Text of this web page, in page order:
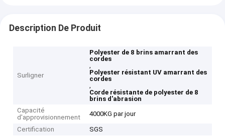
Description De Produit
Surligner
Polyester de 8 brins amarrant des
cordes
,
Polyester résistant UV amarrant des
cordes
,
Corde résistante de polyester de 8
brins d'abrasion
Capacité
d'approvisionnement
4000KG par jour
Certification
SGS